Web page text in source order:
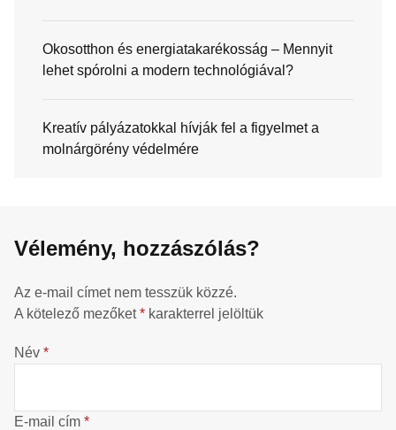
Okosotthon és energiatakarékosság – Mennyit
lehet spórolni a modern technológiával?
Kreatív pályázatokkal hívják fel a figyelmet a
molnárgörény védelmére
Vélemény, hozzászólás?
Az e-mail címet nem tesszük közzé.
A kötelező mezőket* karakterrel jelöltük
Név *
E-mail cím *